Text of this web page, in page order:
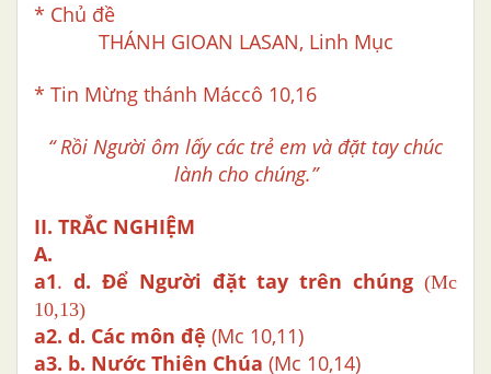
* Chủ đề
THÁNH GIOAN LASAN, Linh Mục
* Tin Mừng thánh Máccô 10,16
“ Rồi Người ôm lấy các trẻ em và đặt tay chúc
lành cho chúng.”
II. TRẮC NGHIỆM
A.
a1. d. Để Người đặt tay trên chúng (Mc
10,13)
a2. d. Các môn đệ (Mc 10,11)
a3. b. Nước Thiên Chúa (Mc 10,14)